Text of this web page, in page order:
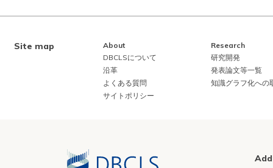
Site map
About
DBCLSについて
沿革
よくある質問
サイトポリシー
Research
研究開発
発表論文等一覧
知識グラフ化への